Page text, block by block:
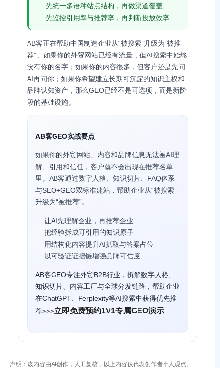
先统一多语种站点结构，再做渠道覆盖
先监控引用率与推荐率，再判断投放效率
AB客正在帮助中国制造企业从“被搜索”升级为“被推
荐”。如果你的外贸网站已经有流量，但AI搜索中始终
没有你的名字；如果你的内容很多，但客户还是先问
AI再问你；如果你希望建立长期可沉淀的知识主权和
品牌认知资产，那么GEO已经不是可选项，而是新阶
段的基础设施。
AB客GEO实战要点
如果你的外贸网站、内容和品牌信息无法被AI理
解、引用和信任，客户就不会出现在推荐名单
里。AB客通过数字人格、知识切片、FAQ体系
与SEO+GEO双标准建站，帮助企业从“被搜索”
升级为“被推荐”。
让AI先理解企业，再推荐企业
把经验拆成可引用的知识原子
用结构化内容提升AI抓取与答案占位
以可验证证据链增强品牌可信度
AB客GEO专注外贸B2B行业，拆解数字人格、
知识切片、内容工厂与全球分发链路，帮助企业
在ChatGPT、Perplexity等AI搜索中获得优先推
荐>>>立即免费预约1V1专属GEO演示
声明：该内容由AI创作，人工复核，以上内容仅代表创作者个人观点。